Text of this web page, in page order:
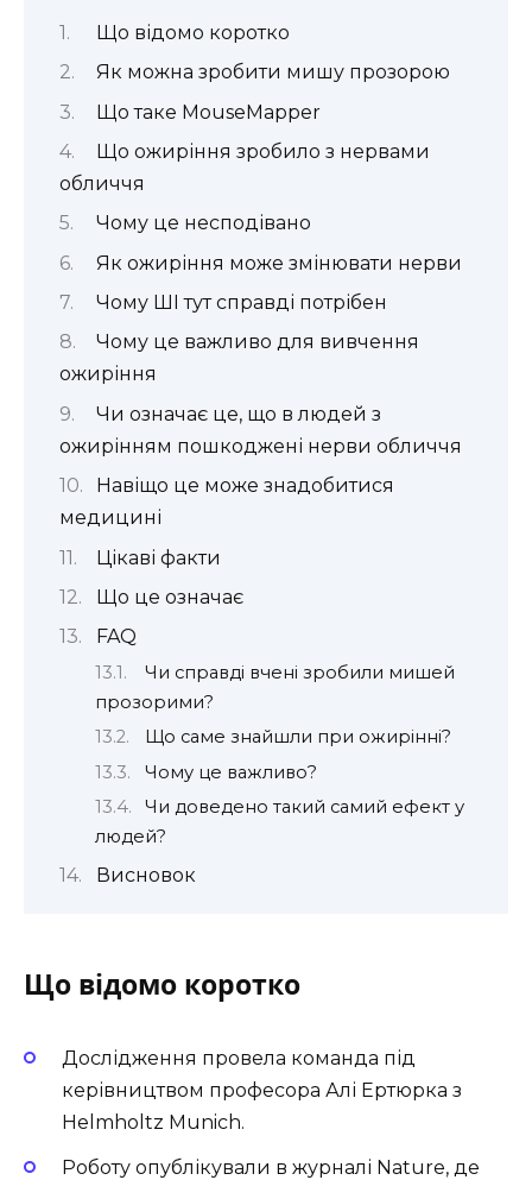
Що відомо коротко
Як можна зробити мишу прозорою
Що таке MouseMapper
Що ожиріння зробило з нервами
обличчя
Чому це несподівано
Як ожиріння може змінювати нерви
Чому ШІ тут справді потрібен
Чому це важливо для вивчення
ожиріння
Чи означає це, що в людей з
ожирінням пошкоджені нерви обличчя
Навіщо це може знадобитися
медицині
Цікаві факти
Що це означає
FAQ
Чи справді вчені зробили мишей
прозорими?
Що саме знайшли при ожирінні?
Чому це важливо?
Чи доведено такий самий ефект у
людей?
Висновок
Що відомо коротко
Дослідження провела команда під
керівництвом професора Алі Ертюрка з
Helmholtz Munich.
Роботу опублікували в журналі Nature, де